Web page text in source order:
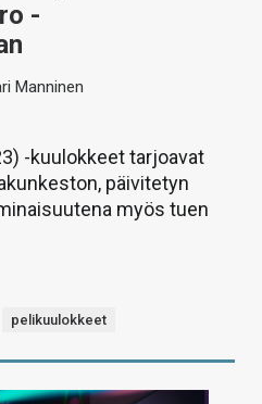
-
Manninen
-kuulokkeet tarjoavat
päivitetyn
myös tuen
pelikuulokkeet